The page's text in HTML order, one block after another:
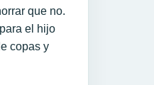
que no.
el hijo
copas y